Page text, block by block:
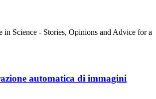
Science - Stories, Opinions and Advice for a
automatica di immagini